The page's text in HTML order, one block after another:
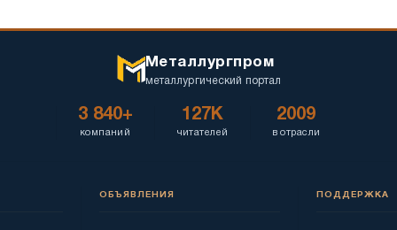
Металлургпром
металлургический портал
3 840+
компаний
127K
читателей
2009
в отрасли
ОБЪЯВЛЕНИЯ ПОДДЕРЖКА